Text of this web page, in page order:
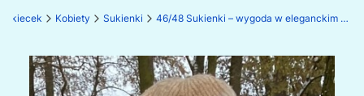
kiecek Kobiety Sukienki 46/48 Sukienki – wygoda w eleganckim stylu